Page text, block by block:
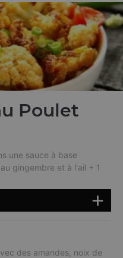
Poulet
une sauce à base
gingembre et à l'ail + 1
des amandes, noix de